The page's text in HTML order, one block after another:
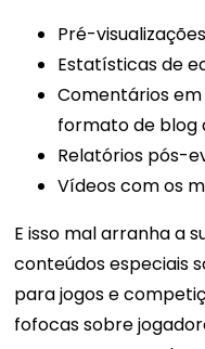
Pré-
Estatísticas de
Comentários
formato de blog
Relatórios pós-
Vídeos com os
E isso mal arranha a
conteúdos especiais
para jogos e
fofocas sobre